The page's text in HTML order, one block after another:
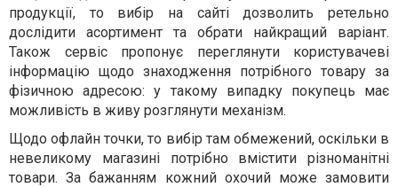
продукції, то вибір на сайті дозволить ретельно
дослідити асортимент та обрати найкращий варіант.
Також сервіс пропонує переглянути користувачеві
інформацію щодо знаходження потрібного товару за
фізичною адресою: у такому випадку покупець має
можливість в живу розглянути механізм.
Щодо офлайн точки, то вибір там обмежений, оскільки в
невеликому магазині потрібно вмістити різноманітні
товари. За бажанням кожний охочий може замовити